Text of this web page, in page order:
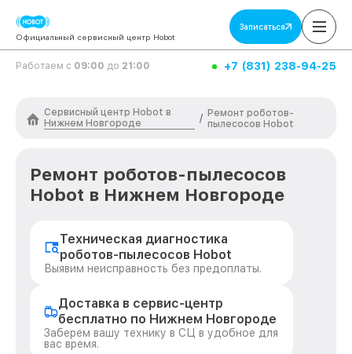
Официальный сервисный центр Hobot
Записаться
Работаем с 09:00 до 21:00 +7 (831) 238-94-25
Сервисный центр Hobot в
Нижнем Новгороде
/ Ремонт роботов-
пылесосов Hobot
Ремонт роботов-пылесосов
Hobot в Нижнем Новгороде
Техническая диагностика
роботов-пылесосов Hobot
Выявим неисправность без предоплаты.
Доставка в сервис-центр
бесплатно по Нижнем Новгороде
Заберем вашу технику в СЦ в удобное для
вас время.